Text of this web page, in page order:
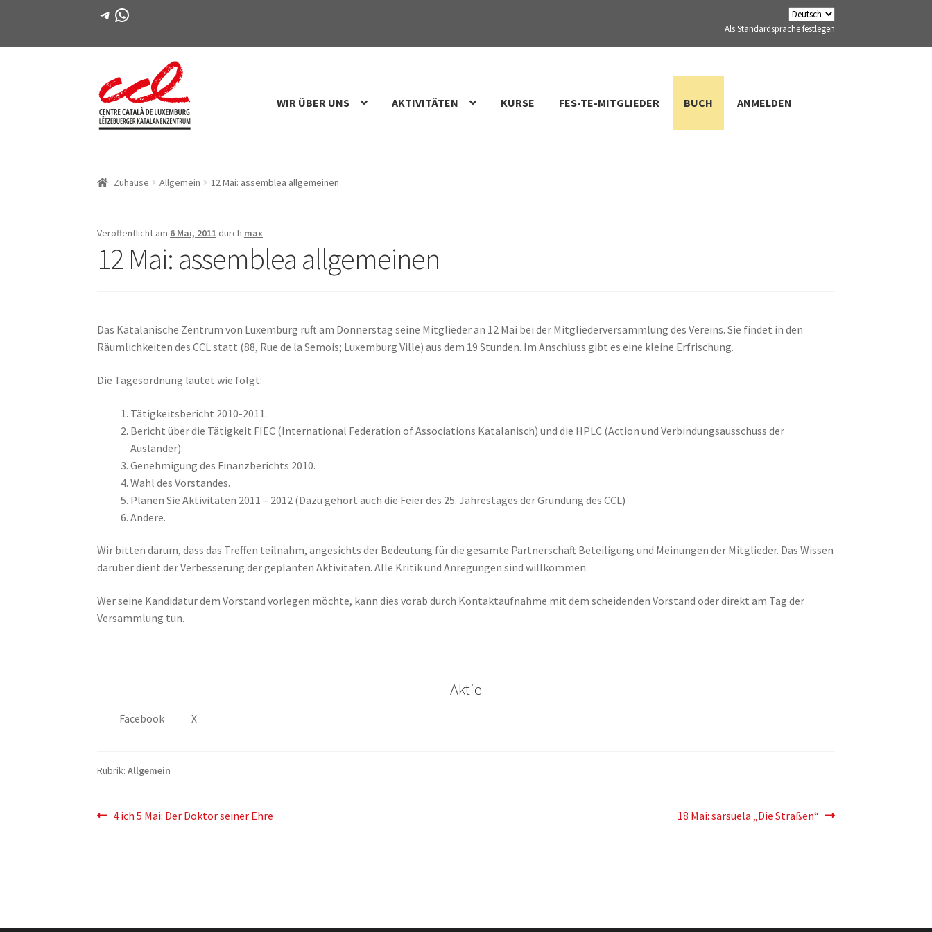
Telegramm
WhatsApp
Als Standardsprache festlegen
Direkt
zur
Zum
Inhalt
WIR ÜBER UNS AKTIVITÄTEN KURSE FES-TE-MITGLIEDER BUCH ANMELDEN
Zuhause Allgemein 12 Mai: assemblea allgemeinen
Veröffentlicht am 6 Mai, 2011 durch max
12 Mai: assemblea allgemeinen
Das Katalanische Zentrum von Luxemburg ruft am Donnerstag seine Mitglieder an 12 Mai bei der Mitgliederversammlung des Vereins. Sie findet in den
Räumlichkeiten des CCL statt (88, Rue de la Semois; Luxemburg Ville) aus dem 19 Stunden. Im Anschluss gibt es eine kleine Erfrischung.
Die Tagesordnung lautet wie folgt:
Tätigkeitsbericht 2010-2011.
Bericht über die Tätigkeit FIEC (International Federation of Associations Katalanisch) und die HPLC (Action und Verbindungsausschuss der
Ausländer).
Genehmigung des Finanzberichts 2010.
Wahl des Vorstandes.
Planen Sie Aktivitäten 2011 – 2012 (Dazu gehört auch die Feier des 25. Jahrestages der Gründung des CCL)
Andere.
Wir bitten darum, dass das Treffen teilnahm, angesichts der Bedeutung für die gesamte Partnerschaft Beteiligung und Meinungen der Mitglieder. Das Wissen
darüber dient der Verbesserung der geplanten Aktivitäten. Alle Kritik und Anregungen sind willkommen.
Wer seine Kandidatur dem Vorstand vorlegen möchte, kann dies vorab durch Kontaktaufnahme mit dem scheidenden Vorstand oder direkt am Tag der
Versammlung tun.
Aktie
Facebook X
Rubrik:Allgemein
Artikelnavigation
Vorherigen
4 ich 5 Mai: Der Doktor seiner Ehre
Der
18 Mai: sarsuela „Die Straßen“